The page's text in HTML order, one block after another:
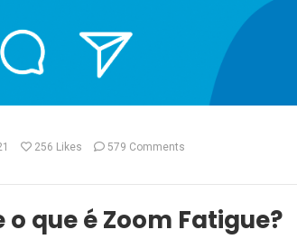
256 Likes 579 Comments
o que é Zoom Fatigue?